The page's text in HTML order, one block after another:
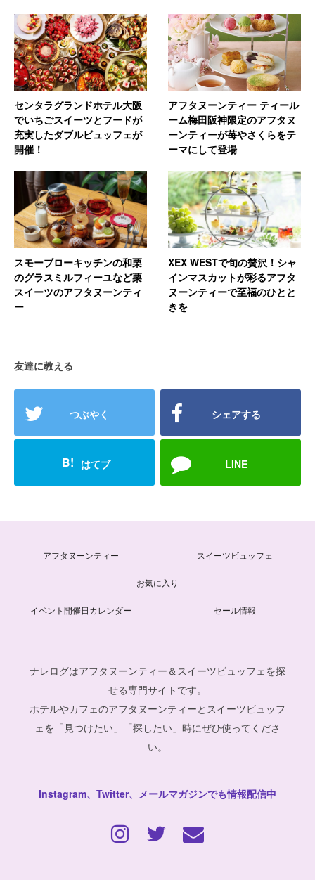
センタラグランドホテル大阪
でいちごスイーツとフードが
充実したダブルビュッフェが
開催！
アフタヌーンティー ティール
ーム梅田阪神限定のアフタヌ
ーンティーが苺やさくらをテ
ーマにして登場
スモーブローキッチンの和栗
のグラスミルフィーユなど栗
スイーツのアフタヌーンティ
ー
XEX WESTで旬の贅沢！シャ
インマスカットが彩るアフタ
ヌーンティーで至福のひとと
きを
友達に教える
つぶやく シェアする
B! はてブ LINE
アフタヌーンティー スイーツビュッフェ
お気に入り
イベント開催日カレンダー セール情報
ナレログはアフタヌーンティー＆スイーツビュッフェを探
せる専門サイトです。
ホテルやカフェのアフタヌーンティーとスイーツビュッフ
ェを「見つけたい」「探したい」時にぜひ使ってくださ
い。
Instagram、Twitter、メールマガジンでも情報配信中